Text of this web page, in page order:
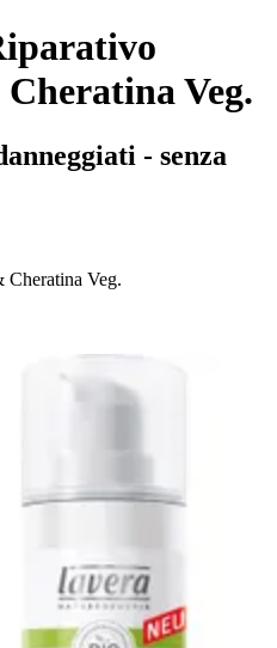
Veg.
- senza
Veg.